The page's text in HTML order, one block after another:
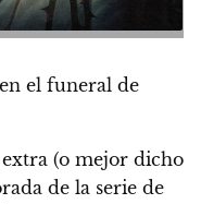
el funeral de
(o mejor dicho
de la serie de